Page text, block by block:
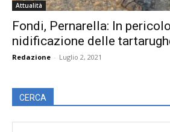
Attualità
Fondi, Pernarella: In
nidificazione delle
Redazione - Luglio 2, 2021
CERCA